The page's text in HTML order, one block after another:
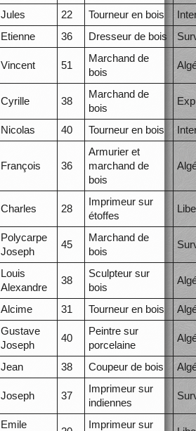
Jules 22 Tourneur en bois
Etienne 36 Dresseur de bois
Vincent 51
Marchand de
bois
Cyrille 38
Marchand de
bois
Nicolas 40 Tourneur en bois
François 36
Armurier et
marchand de
bois
Charles 28
Imprimeur sur
étoffes
Polycarpe
Joseph
45
Marchand de
bois
Louis
Alexandre
38
Sculpteur sur
bois
Alcime 31 Tourneur en bois
Gustave
Joseph
40
Peintre sur
porcelaine
Jean 38 Coupeur de bois
Joseph 37
Imprimeur sur
indiennes
Emile Imprimeur sur